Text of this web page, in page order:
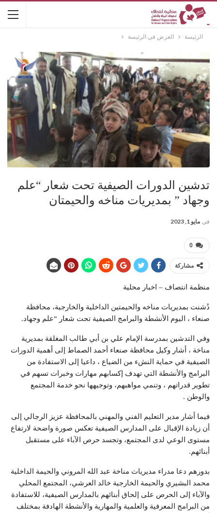
الرئيسة العرض في الرئيسة
تدشين الدورات الصيفية تحت شعار “علم
وجهاد ” بمديريات مناخه والحيمتان
في مايو 1, 2023
0
مشاركة
منظمة انتصاف – اخبار محلية
دُشنت بمديريات مناخه والحيمتين الداخلية والخارجية، محافظة
صنعاء ، اليوم الأنشطة والبرامج الصيفية تحت شعار “علم وجهاد.
وفي التدشين بمدرسة الإمام علي بن أبي طالب المغلقة بمديرية
مناخة ، أشار وكيل محافظة صنعاء أحمد الصماط إلى أهمية الدورات
الصيفية في حماية النشء من الضياع ، داعيا إلى الاستفادة من
البرامج والأنشطة التي تهدف إكسابهم مهارات وخبرات تسهم في
تطوير قدراتهم ، وتنمي مواهبهم، وتوجيهها نحو خدمة المجتمع
والوطن .
فيما أشار مدير التعليم الفني والمهني بالمحافظة عزيز الرجالي إلى
أن زيادة الإقبال على المدارس الصيفية تعكس صورة واضحة لارتفاع
مستوى الوعي لدى المجتمع، وتجسد حرص الآباء على مستقبل
أبنائهم.
بدورهم دعا مدراء مديريات مناخة عبد الله المروني والحيمة الداخلية
محمد البشيري والحيمة الخارجية خالد العرشي، المجتمع المحلي
والآباء إلى الحرص على إلحاق أبنائهم بالمدارس الصيفية، للاستفادة
من البرامج المعرفية والعلمية والمهارية والأنشطة الهادفة بمختلف